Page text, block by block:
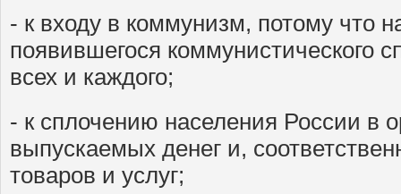
- к входу в коммунизм, потому что
появившегося коммунистического
всех и каждого;
- к сплочению населения России в
выпускаемых денег и,
товаров и услуг;